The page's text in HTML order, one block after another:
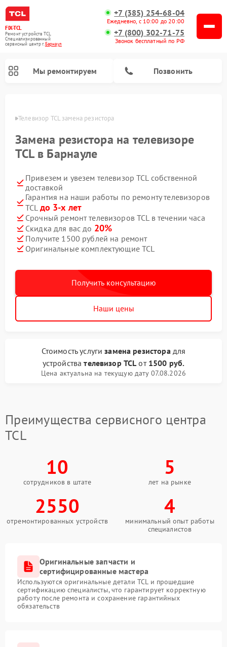
FIX-TCL
Ремонт устройств TCL
Специализированный
cервисный центр г.Барнаул
+7 (385) 254-68-04
Ежедневно, с 10:00 до 20:00
+7 (800) 302-71-75
Звонок бесплатный по РФ
Мы ремонтируем Позвонить
Телевизор TCL замена резистора
Замена резистора на телевизоре
TCL в Барнауле
Привезем и увезем телевизор TCL собственной
доставкой
Гарантия на наши работы по ремонту телевизоров
TCL до 3-х лет
Срочный ремонт телевизоров TCL в течении часа
Скидка для вас до 20%
Получите 1500 рублей на ремонт
Оригинальные комплектующие TCL
Получить консультацию
Наши цены
Стоимость услугизамена резисторадля
устройствателевизор TCL от 1500 руб.
Цена актуальна на текущую дату 07.08.2026
Преимущества сервисного центра
TCL
10
сотрудников в штате
5
лет на рынке
2550
отремонтированных устройств
4
минимальный опыт работы
специалистов
Оригинальные запчасти и
сертифицированные мастера
Используются оригинальные детали TCL и прошедшие
сертификацию специалисты, что гарантирует корректную
работу после ремонта и сохранение гарантийных
обязательств